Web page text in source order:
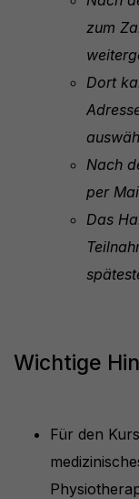
zum
Dort
Nach
per
Das
Wichtige
Für den